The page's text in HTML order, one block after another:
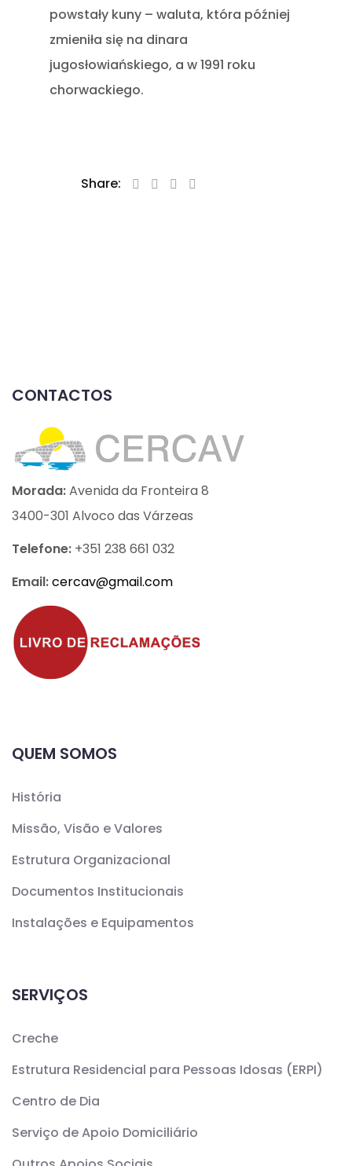
powstały kuny – waluta, która później
zmieniła się na dinara
jugosłowiańskiego, a w 1991 roku
chorwackiego.
Share:
CONTACTOS
Morada:Avenida da Fronteira 8
3400-301 Alvoco das Várzeas
Telefone: +351 238 661 032
Email:cercav@gmail.com
QUEM SOMOS
História
Missão, Visão e Valores
Estrutura Organizacional
Documentos Institucionais
Instalações e Equipamentos
SERVIÇOS
Creche
Estrutura Residencial para Pessoas Idosas (ERPI)
Centro de Dia
Serviço de Apoio Domiciliário